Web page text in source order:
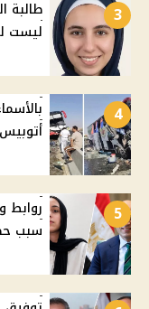
3
ليست
4
5
روابط
سبب حصول